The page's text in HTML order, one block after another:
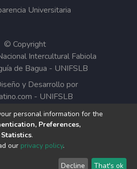
Universitaria
© Copyright
Intercultural Fabiola
de Bagua - UNIFSLB
y Desarrollo por
- UNIFSLB
del Repositorio
la UNIFSLB están bajo la
Creative Commons.
personal information for the
Preferences,
.
our privacy policy.
Decline That's ok